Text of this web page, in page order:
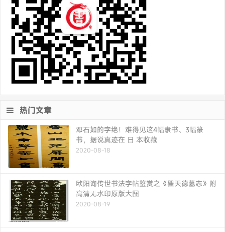
热门文章
邓石如的字绝！难得见这4幅隶书、3幅篆
书，据说真迹在 日 本收藏
2020-08-18
欧阳询传世书法字帖鉴赏之《翟天德墓志》附
高清无水印原版大图
2020-08-19